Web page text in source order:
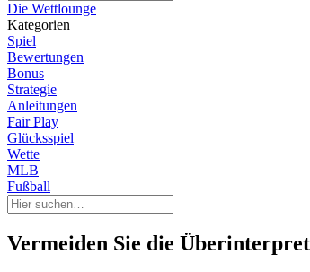
Die Wettlounge
Kategorien
Spiel
Bewertungen
Bonus
Strategie
Anleitungen
Fair Play
Glücksspiel
Wette
MLB
Fußball
Vermeiden Sie die